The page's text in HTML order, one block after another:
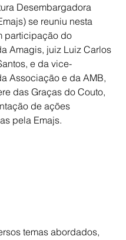
Desembargadora
se reuniu nesta
participação do
Amagis, juiz Luiz Carlos
e da vice-
Associação e da AMB,
das Graças do Couto,
de ações
pela Emajs.
temas abordados,